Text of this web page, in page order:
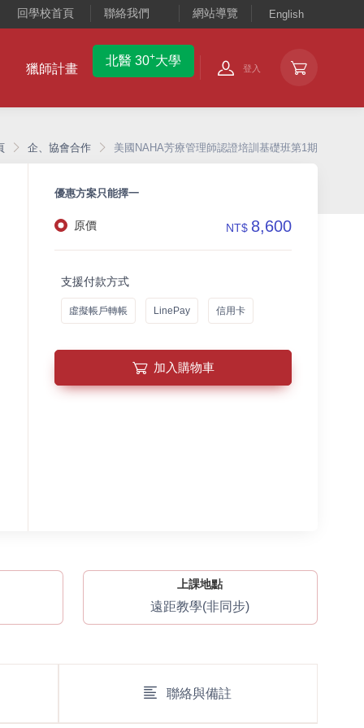
回學校首頁 聯絡我們 網站導覽 English
獵師計畫
北醫 30+大學
登入
企、協會合作 美國NAHA芳療管理師認證培訓基礎班第1期
優惠方案只能擇一
原價 NT$ 8,600
支援付款方式
虛擬帳戶轉帳 LinePay 信用卡
加入購物車
上課地點
遠距教學(非同步)
聯絡與備註